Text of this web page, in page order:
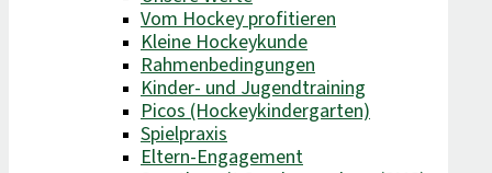
Vom Hockey profitieren
Kleine Hockeykunde
Rahmenbedingungen
Kinder- und Jugendtraining
Picos (Hockeykindergarten)
Spielpraxis
Eltern-Engagement